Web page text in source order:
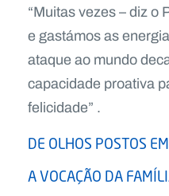
“Muitas vezes – diz o
e gastámos as
ataque ao mundo
capacidade proativa
felicidade” .
DE OLHOS POSTOS
A VOCAÇÃO DA